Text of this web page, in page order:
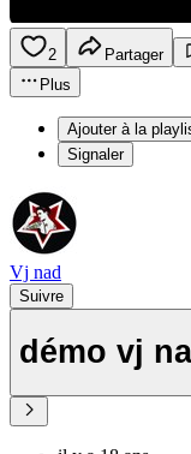
2 Partager
Plus
Ajouter à la
Signaler
Vj nad
Suivre